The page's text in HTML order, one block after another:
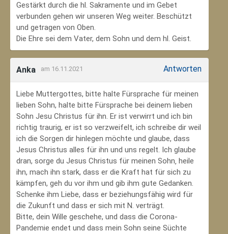
Gestärkt durch die hl. Sakramente und im Gebet
verbunden gehen wir unseren Weg weiter. Beschützt
und getragen von Oben.
Die Ehre sei dem Vater, dem Sohn und dem hl. Geist.
Anka am 16.11.2021 Antworten
Liebe Muttergottes, bitte halte Fürsprache für meinen
lieben Sohn, halte bitte Fürsprache bei deinem lieben
Sohn Jesu Christus für ihn. Er ist verwirrt und ich bin
richtig traurig, er ist so verzweifelt, ich schreibe dir weil
ich die Sorgen dir hinlegen möchte und glaube, dass
Jesus Christus alles für ihn und uns regelt. Ich glaube
dran, sorge du Jesus Christus für meinen Sohn‚ heile
ihn, mach ihn stark, dass er die Kraft hat für sich zu
kämpfen, geh du vor ihm und gib ihm gute Gedanken.
Schenke ihm Liebe, dass er beziehungsfähig wird für
die Zukunft und dass er sich mit N. verträgt.
Bitte, dein Wille geschehe, und dass die Corona-
Pandemie endet und dass mein Sohn seine Süchte